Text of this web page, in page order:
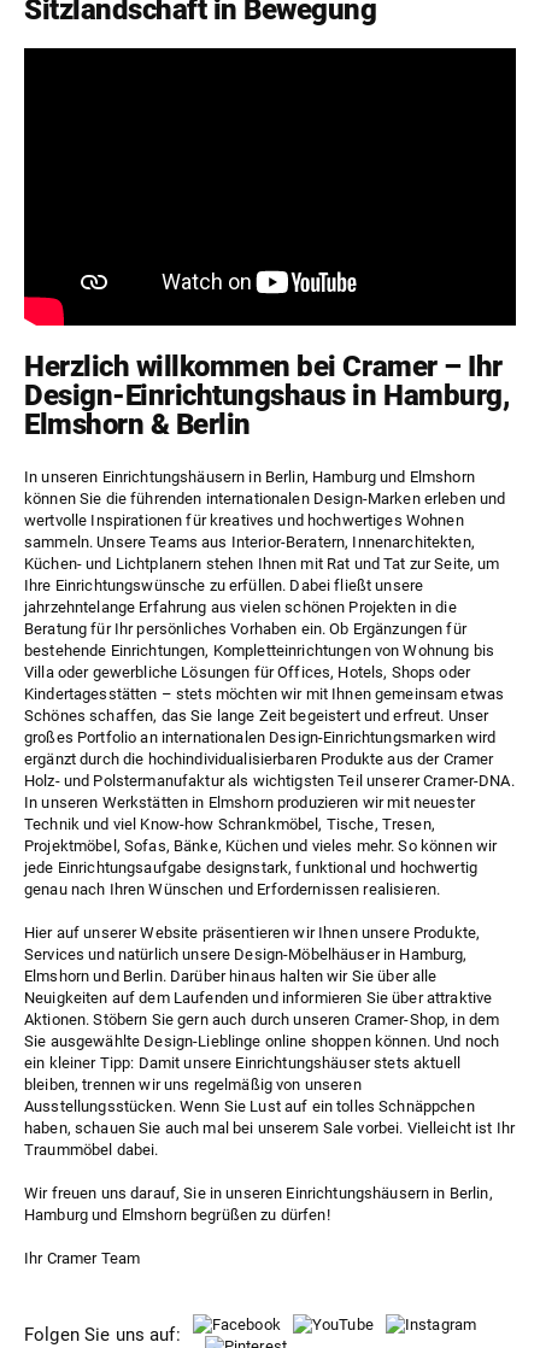
Sitzlandschaft in Bewegung
Herzlich willkommen bei Cramer – Ihr
Design-Einrichtungshaus in Hamburg,
Elmshorn & Berlin
In unseren Einrichtungshäusern in Berlin, Hamburg und Elmshorn
können Sie die führenden internationalen Design-Marken erleben und
wertvolle Inspirationen für kreatives und hochwertiges Wohnen
sammeln. Unsere Teams aus Interior-Beratern, Innenarchitekten,
Küchen- und Lichtplanern stehen Ihnen mit Rat und Tat zur Seite, um
Ihre Einrichtungswünsche zu erfüllen. Dabei fließt unsere
jahrzehntelange Erfahrung aus vielen schönen Projektenin die
Beratung für Ihr persönliches Vorhaben ein. Ob Ergänzungen für
bestehende Einrichtungen, Kompletteinrichtungen von Wohnung bis
Villa oder gewerbliche Lösungen für Offices, Hotels, Shops oder
Kindertagesstätten – stets möchten wir mit Ihnen gemeinsam etwas
Schönes schaffen, das Sie lange Zeit begeistert und erfreut. Unser
großes Portfolio an internationalen Design-Einrichtungsmarken wird
ergänzt durch die hochindividualisierbaren Produkte aus der Cramer
Holz-und Polstermanufakturals wichtigsten Teil unserer Cramer-DNA.
In unseren Werkstätten in Elmshorn produzieren wir mit neuester
Technik und viel Know-how Schrankmöbel, Tische, Tresen,
Projektmöbel, Sofas, Bänke, Küchen und vieles mehr. So können wir
jede Einrichtungsaufgabe designstark, funktional und hochwertig
genau nach Ihren Wünschen und Erfordernissen realisieren.
Hier auf unserer Website präsentieren wir Ihnen unsere Produkte,
Services und natürlich unsere Design-Möbelhäuser in Hamburg,
Elmshorn und Berlin. Darüber hinaus halten wir Sie über alle
Neuigkeiten auf dem Laufenden und informieren Sie über attraktive
Aktionen. Stöbern Sie gern auch durch unseren Cramer-Shop, in dem
Sie ausgewählte Design-Lieblinge online shoppen können. Und noch
ein kleiner Tipp: Damit unsere Einrichtungshäuser stets aktuell
bleiben, trennen wir uns regelmäßig von unseren
Ausstellungsstücken. Wenn Sie Lust auf ein tolles Schnäppchen
haben, schauen Sie auch mal bei unserem Sale vorbei. Vielleicht ist Ihr
Traummöbel dabei.
Wir freuen uns darauf, Sie in unseren Einrichtungshäusern in Berlin,
Hamburg und Elmshorn begrüßen zu dürfen!
Ihr Cramer Team
Folgen Sie uns auf: